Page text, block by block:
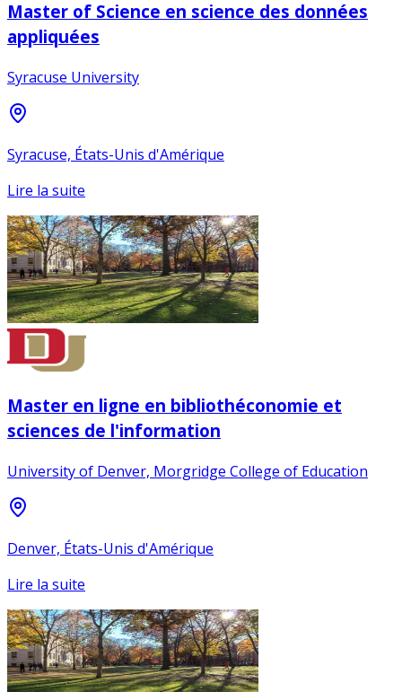
Master of Science en science des données
appliquées
Syracuse University
Syracuse, États-Unis d'Amérique
Lire la suite
Master en ligne en bibliothéconomie et
sciences de l'information
University of Denver, Morgridge College of Education
Denver, États-Unis d'Amérique
Lire la suite